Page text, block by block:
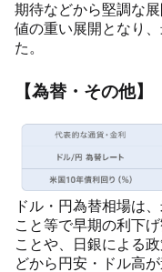
期待などから堅調な
値の重い展開となり
た。
【為替・その他】
ドル・円為替相場は
こと等で早期の利下
ことや、日銀による
どから円安・ドル高